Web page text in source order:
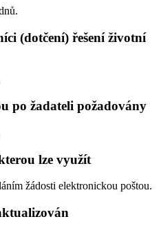
(dotčení) řešení životní
po žadateli požadovány
lze využít
žádosti elektronickou poštou.